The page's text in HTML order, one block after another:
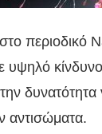
αντισώματα.